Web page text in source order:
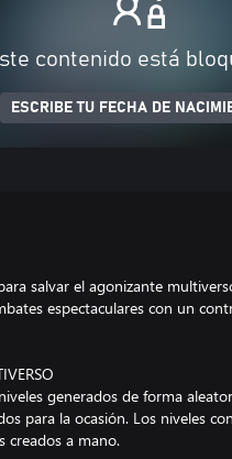
contenido está
ESCRIBE TU FECHA DE
salvar el agonizante
espectaculares con un
generados de forma
para la ocasión. Los niveles con
creados a mano.